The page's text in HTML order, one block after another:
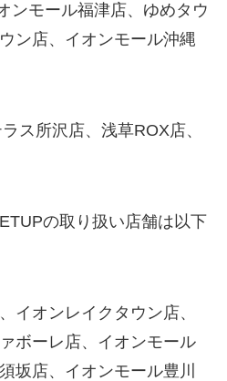
ンモール福津店、ゆめタウ
ン店、イオンモール沖縄
ス所沢店、浅草ROX店、
の取り扱い店舗は以下
イオンレイクタウン店、
ボーレ店、イオンモール
坂店、イオンモール豊川